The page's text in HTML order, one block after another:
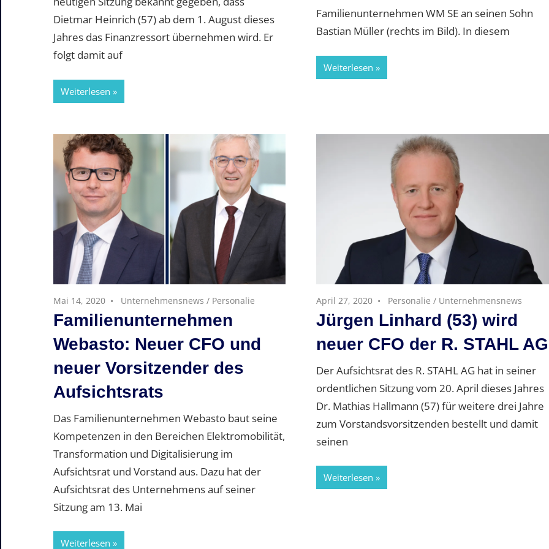
Dietmar Heinrich (57) ab dem 1. August dieses
Jahres das Finanzressort übernehmen wird. Er
folgt damit auf
Weiterlesen
Familienunternehmen WM SE an seinen Sohn
Bastian Müller (rechts im Bild). In diesem
Weiterlesen
Mai 14, 2020 Unternehmensnews / Personalie
Familienunternehmen
Webasto: Neuer CFO und
neuer Vorsitzender des
Aufsichtsrats
Das Familienunternehmen Webasto baut seine
Kompetenzen in den Bereichen Elektromobilität,
Transformation und Digitalisierung im
Aufsichtsrat und Vorstand aus. Dazu hat der
Aufsichtsrat des Unternehmens auf seiner
Sitzung am 13. Mai
Weiterlesen
April 27, 2020 Personalie / Unternehmensnews
Jürgen Linhard (53) wird
neuer CFO der R. STAHL AG
Der Aufsichtsrat des R. STAHL AG hat in seiner
ordentlichen Sitzung vom 20. April dieses Jahres
Dr. Mathias Hallmann (57) für weitere drei Jahre
zum Vorstandsvorsitzenden bestellt und damit
seinen
Weiterlesen